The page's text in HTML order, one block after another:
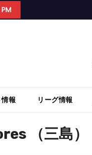
報 リーグ情報
（三島）